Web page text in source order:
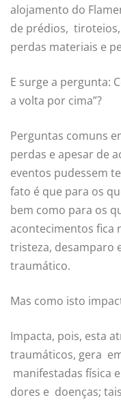
alojamento do
de prédios,
perdas materiais e
E surge a pergunta:
a volta por cima”?
Perguntas comuns
perdas e apesar de
eventos pudessem
fato é que para os
bem como para os
acontecimentos fica
tristeza, desamparo
traumático.
Mas como isto
Impacta, pois, esta
traumáticos, gera
manifestadas física
dores e doenças;